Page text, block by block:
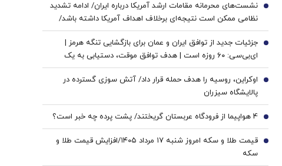
نشست‌های محرمانه مقامات ارشد آمریکا درباره ایران/ ادامه تشدید
نظامی ممکن است نتیجه‌ای برخلاف اهداف آمریکا داشته باشد/
ترامپ به‌دنبال راه خروج از جنگ است
1
جزئیات جدید از توافق ایران و عمان برای بازگشایی تنگه هرمز |
ای‌بی‌سی: ۶۰ روزه است | هدف توافق موقت، دستیابی به یک
توافق پایدارتر است
2
اوکراین، روسیه را هدف حمله قرار داد/ آتش سوزی گسترده در
پالایشگاه سیزران
3
4 هواپیما از فرودگاه عربستان گریختند/ پشت پرده چه خبر است؟ 4
قیمت طلا و سکه امروز شنبه ۱۷ مرداد ۱۴۰۵/افزایش قیمت طلا و
سکه
5